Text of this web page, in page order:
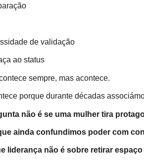
de validação
ao status
sempre, mas acontece.
porque durante décadas
não é se uma mulher tira
ainda confundimos poder com
liderança não é sobre retirar espaço